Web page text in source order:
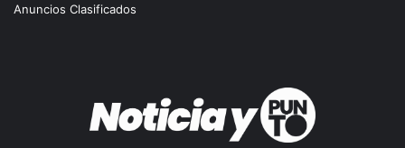
Anuncios Clasificados